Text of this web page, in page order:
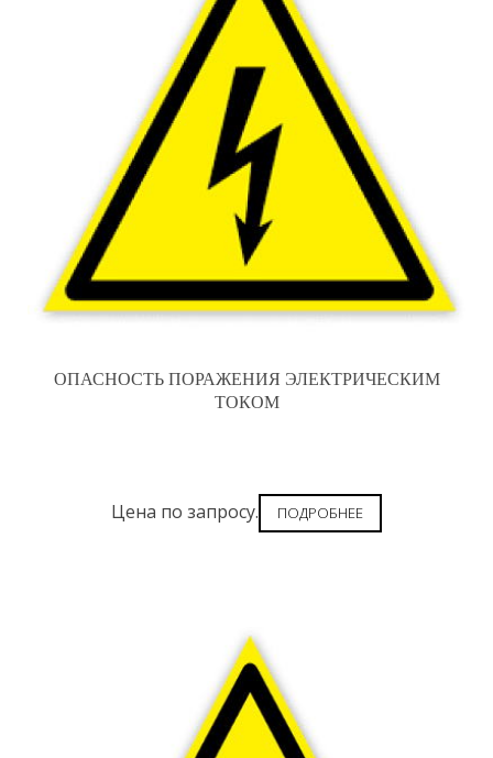
ОПАСНОСТЬ ПОРАЖЕНИЯ ЭЛЕКТРИЧЕСКИМ
ТОКОМ
Цена по запросу. ПОДРОБНЕЕ